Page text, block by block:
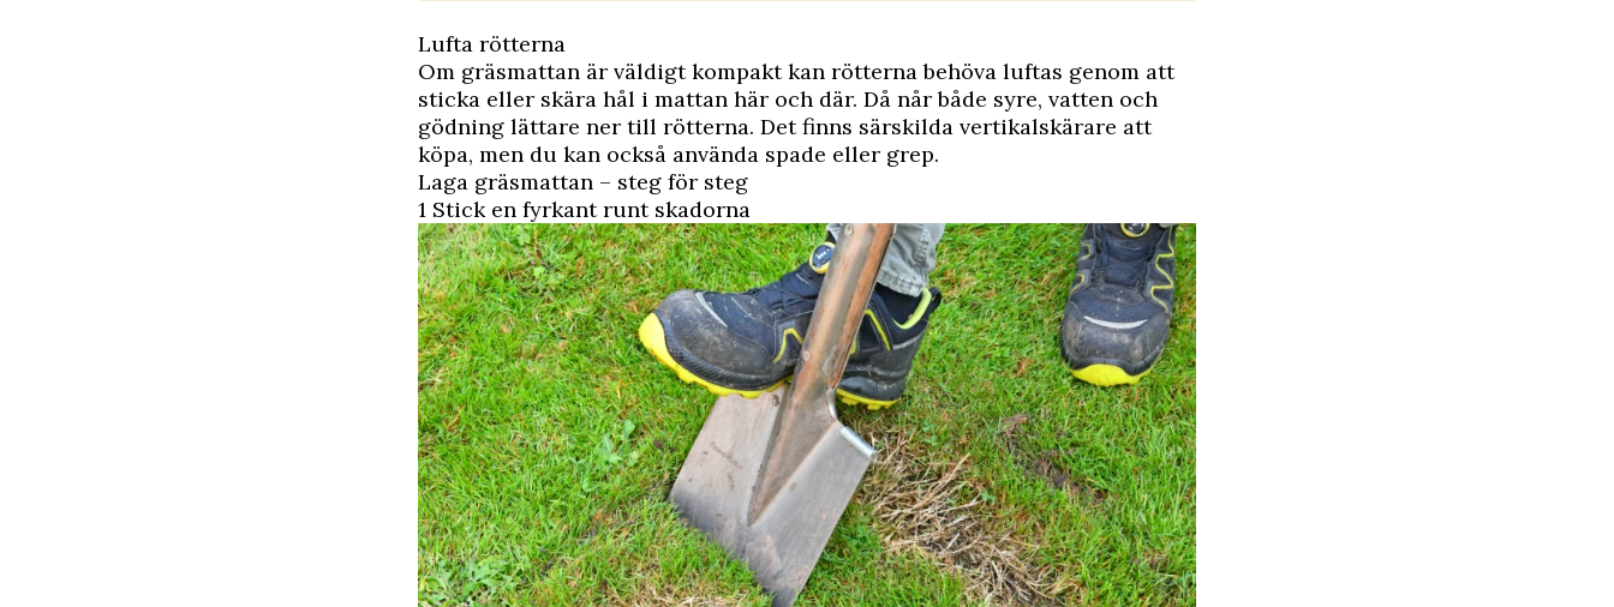
Lufta rötterna
Om gräsmattan är väldigt kompakt kan rötterna behöva luftas genom att
sticka eller skära hål i mattan här och där. Då når både syre, vatten och
gödning lättare ner till rötterna. Det finns särskilda vertikalskärare att
köpa, men du kan också använda spade eller grep.
Laga gräsmattan – steg för steg
1 Stick en fyrkant runt skadorna